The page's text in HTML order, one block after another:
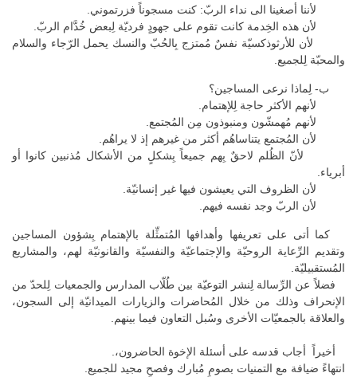
لأننا أصغينا الى نداء الربّ: كنت مسجوناً فزرتموني.
لأن هذه الخِدمة كانت تقوم على جهودٍ فرديّة لِبعض خُدَّام الربّ.
لأن للأرثوذكسيّة نفسٌ مُمتزج بِالحُبّ والنسك يحمل الرّجاء والسلام
والمحبّة لِلجميع.
ب- لِماذا نرعى المساجين؟
لأنهم الأكثر حاجة لِلإهتمام.
لأنهم مُهمشّون ومنبوذون مِن المُجتمع.
لأن المُجتمع يتناساهُم أكثر من غيرهم إذ لا يراهُم.
لأنّ الظُلم لاحقٌ بِهم جميعاً بِشكلٍ من الأشكال مُذنبين كانوا أو
أبرياء.
لأن الظروف التي يعيشون فيها غير إنسانيّة.
لأن الربّ وجد نفسه فيهم.
كما أتى على تعريفها وأهدافها المُتمثِّلة بالإهتمام بِشؤون المساجين
وتقديم الرِّعاية الروحيّة والإجتماعيّة والنفسيّة والقانونيّة لهم، والمشاريع
المُستقبيليّة.
فضلاً عن الرِّسالة لِنشر التوعيّة بين طُلّاب المدارس والجمعيات لِلحدّ من
الإنحراف وذلك من خلال المُحاضرات والزيارات الميدانيّة إلى السجون،
والعلاقة بالجمعيّات الأخرى وسُبل التعاون فيما بينهم.
أخيراً أجاب قدسه على أسئلة الإخوة الحاضرون،.
انتهاءً ضيافة مع التمنيات بصومٍ مُبارك وفصحٍ مجيد للجميع.